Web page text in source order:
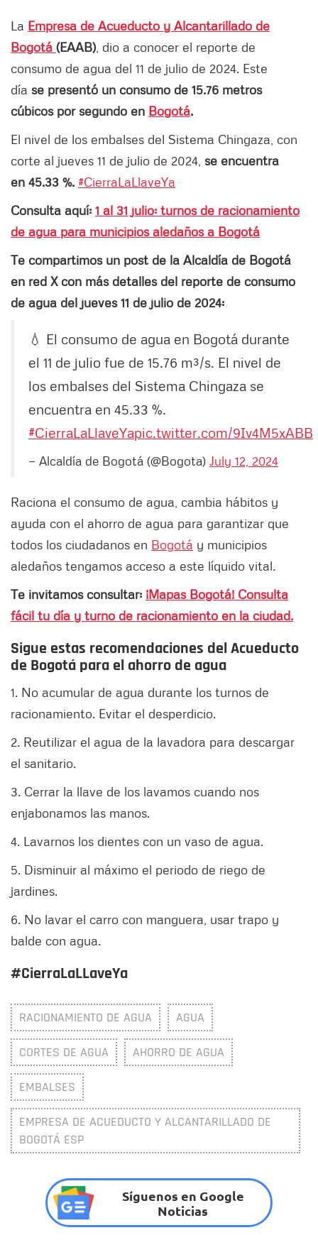
La Empresa de Acueducto y Alcantarillado de
Bogotá (EAAB) , dio a conocer el reporte de
consumo de agua del 11 de julio de 2024. Este
día se presentó un consumo de 15.76 metros
cúbicos por segundo en Bogotá.
El nivel de los embalses del Sistema Chingaza, con
corte al jueves 11 de julio de 2024, se encuentra
en 45.33 %. #CierraLaLlaveYa
Consulta aquí: 1 al 31 julio: turnos de racionamiento
de agua para municipios aledaños a Bogotá
Te compartimos un post de la Alcaldía de Bogotá
en red X con más detalles del reporte de consumo
de agua del jueves 11 de julio de 2024:
💧 El consumo de agua en Bogotá durante
el 11 de julio fue de 15.76 m³/s. El nivel de
los embalses del Sistema Chingaza se
encuentra en 45.33 %.
#CierraLaLlaveYapic.twitter.com/9Iv4M5xABB
— Alcaldía de Bogotá (@Bogota) July 12, 2024
Raciona el consumo de agua, cambia hábitos y
ayuda con el ahorro de agua para garantizar que
todos los ciudadanos en Bogotá y municipios
aledaños tengamos acceso a este líquido vital.
Te invitamos consultar: ¡Mapas Bogotá! Consulta
fácil tu día y turno de racionamiento en la ciudad.
Sigue estas recomendaciones del Acueducto
de Bogotá para el ahorro de agua
1. No acumular de agua durante los turnos de
racionamiento. Evitar el desperdicio.
2. Reutilizar el agua de la lavadora para descargar
el sanitario.
3. Cerrar la llave de los lavamos cuando nos
enjabonamos las manos.
4. Lavarnos los dientes con un vaso de agua.
5. Disminuir al máximo el periodo de riego de
jardines.
6. No lavar el carro con manguera, usar trapo y
balde con agua.
#CierraLaLLaveYa
RACIONAMIENTO DE AGUA AGUA
CORTES DE AGUA AHORRO DE AGUA
EMBALSES
EMPRESA DE ACUEDUCTO Y ALCANTARILLADO DE
BOGOTÁ ESP
Síguenos en Google
Noticias